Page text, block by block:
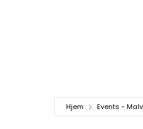
Hjem Events -